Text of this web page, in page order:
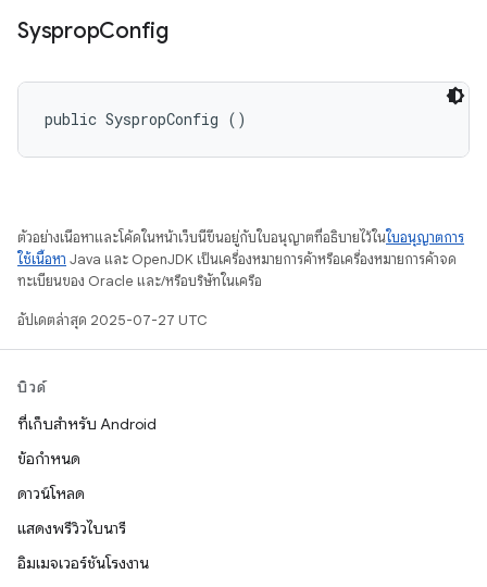
SyspropConfig
public SyspropConfig ()
ตัวอย่างเนื้อหาและโค้ดในหน้าเว็บนี้ขึ้นอยู่กับใบอนุญาตที่อธิบายไว้ในใบอนุญาตการ
ใช้เนื้อหา Java และ OpenJDK เป็นเครื่องหมายการค้าหรือเครื่องหมายการค้าจด
ทะเบียนของ Oracle และ/หรือบริษัทในเครือ
อัปเดตล่าสุด 2025-07-27 UTC
บิวด์
ที่เก็บสำหรับ Android
ข้อกำหนด
ดาวน์โหลด
แสดงพรีวิวไบนารี
อิมเมจเวอร์ชันโรงงาน